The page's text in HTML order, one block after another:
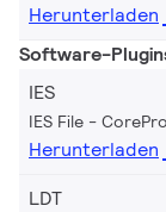
Herunterladen
Software-
IES
IES File -
Herunterladen
LDT